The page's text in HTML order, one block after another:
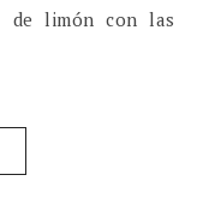
de limón con las